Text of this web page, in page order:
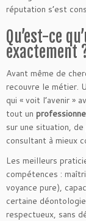
réputation s’est
Qu’est-ce
exactement
Avant même de
recouvre le métier.
qui « voit l’avenir »
tout un
sur une situation,
consultant à mieux
Les meilleurs
compétences :
voyance pure),
certaine
respectueux, sans